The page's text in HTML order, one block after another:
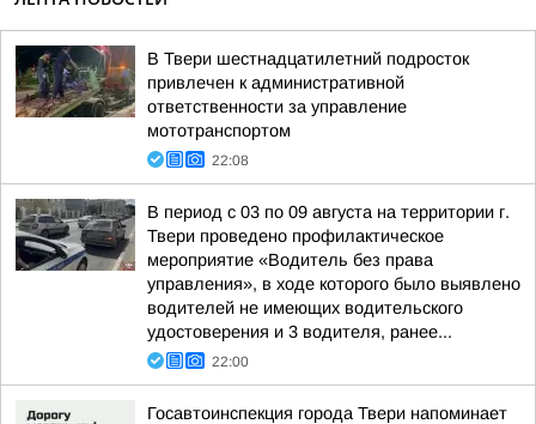
В Твери шестнадцатилетний подросток
привлечен к административной
ответственности за управление
мототранспортом
22:08
В период с 03 по 09 августа на территории г.
Твери проведено профилактическое
мероприятие «Водитель без права
управления», в ходе которого было выявлено
водителей не имеющих водительского
удостоверения и 3 водителя, ранее...
22:00
Госавтоинспекция города Твери напоминает